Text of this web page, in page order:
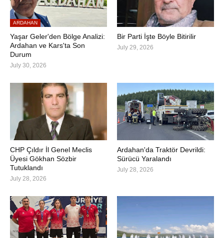
ARDAHAN
Yaşar Geler'den Bölge Analizi:
Ardahan ve Kars'ta Son
Durum
July 30, 2026
Bir Parti İşte Böyle Bitirilir
July 29, 2026
CHP Çıldır İl Genel Meclis
Üyesi Gökhan Sözbir
Tutuklandı
July 28, 2026
Ardahan'da Traktör Devrildi:
Sürücü Yaralandı
July 28, 2026